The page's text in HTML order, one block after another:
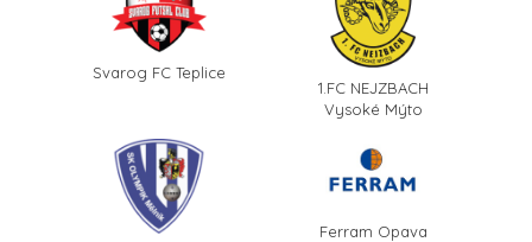
Svarog FC Teplice
1.FC NEJZBACH
Vysoké Mýto
Ferram Opava